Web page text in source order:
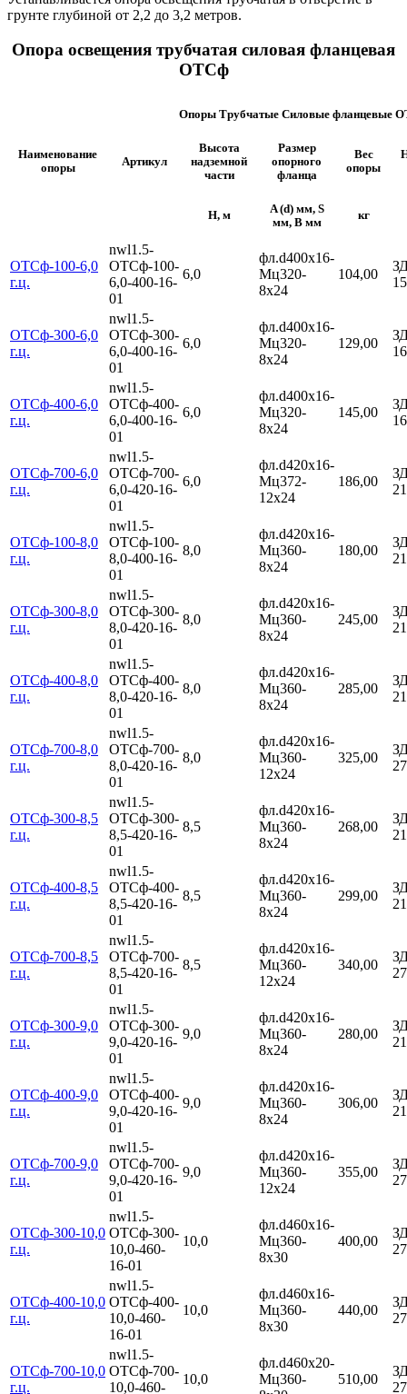
грунте глубиной от 2,2 до 3,2 метров.
Опора освещения трубчатая силовая фланцевая
ОТСф
Опоры Трубчатые Силовые фланцевые
Наименование
опоры
Артикул
Высота
надземной
части
Размер
опорного
фланца
Вес
опоры
H, м
A (d) мм, S
мм, B мм
кг
ОТСф-100-6,0
г.ц.
nwl1.5-
ОТСф-100-
6,0-400-16-
01
6,0
фл.d400х16-
Мц320-
8х24
104,00
ОТСф-300-6,0
г.ц.
nwl1.5-
ОТСф-300-
6,0-400-16-
01
6,0
фл.d400х16-
Мц320-
8х24
129,00
ОТСф-400-6,0
г.ц.
nwl1.5-
ОТСф-400-
6,0-400-16-
01
6,0
фл.d400х16-
Мц320-
8х24
145,00
ОТСф-700-6,0
г.ц.
nwl1.5-
ОТСф-700-
6,0-420-16-
01
6,0
фл.d420х16-
Мц372-
12х24
186,00
ОТСф-100-8,0
г.ц.
nwl1.5-
ОТСф-100-
8,0-400-16-
01
8,0
фл.d420х16-
Мц360-
8х24
180,00
ОТСф-300-8,0
г.ц.
nwl1.5-
ОТСф-300-
8,0-420-16-
01
8,0
фл.d420х16-
Мц360-
8х24
245,00
ОТСф-400-8,0
г.ц.
nwl1.5-
ОТСф-400-
8,0-420-16-
01
8,0
фл.d420х16-
Мц360-
8х24
285,00
ОТСф-700-8,0
г.ц.
nwl1.5-
ОТСф-700-
8,0-420-16-
01
8,0
фл.d420х16-
Мц360-
12х24
325,00
ОТСф-300-8,5
г.ц.
nwl1.5-
ОТСф-300-
8,5-420-16-
01
8,5
фл.d420х16-
Мц360-
8х24
268,00
ОТСф-400-8,5
г.ц.
nwl1.5-
ОТСф-400-
8,5-420-16-
01
8,5
фл.d420х16-
Мц360-
8х24
299,00
ОТСф-700-8,5
г.ц.
nwl1.5-
ОТСф-700-
8,5-420-16-
01
8,5
фл.d420х16-
Мц360-
12х24
340,00
ОТСф-300-9,0
г.ц.
nwl1.5-
ОТСф-300-
9,0-420-16-
01
9,0
фл.d420х16-
Мц360-
8х24
280,00
ОТСф-400-9,0
г.ц.
nwl1.5-
ОТСф-400-
9,0-420-16-
01
9,0
фл.d420х16-
Мц360-
8х24
306,00
ОТСф-700-9,0
г.ц.
nwl1.5-
ОТСф-700-
9,0-420-16-
01
9,0
фл.d420х16-
Мц360-
12х24
355,00
ОТСф-300-10,0
г.ц.
nwl1.5-
ОТСф-300-
10,0-460-
16-01
10,0
фл.d460х16-
Мц360-
8х30
400,00
ОТСф-400-10,0
г.ц.
nwl1.5-
ОТСф-400-
10,0-460-
16-01
10,0
фл.d460х16-
Мц360-
8х30
440,00
ОТСф-700-10,0
г.ц.
nwl1.5-
ОТСф-700-
10,0-460-
10,0
фл.d460х20-
Мц360-
510,00